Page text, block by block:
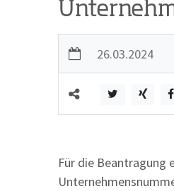
26.03.2024
Für die Beantragung